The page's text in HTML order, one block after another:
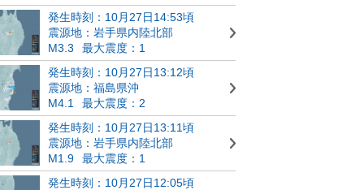
発生時刻：10月27日14:53頃
震源地：岩手県内陸北部
M3.3
最大震度：1
発生時刻：10月27日13:12頃
震源地：福島県沖
M4.1
最大震度：2
発生時刻：10月27日13:11頃
震源地：岩手県内陸北部
M1.9
最大震度：1
発生時刻：10月27日12:05頃